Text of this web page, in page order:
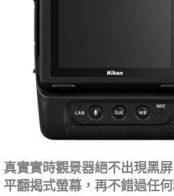
真實實時觀景器絕不出現黑
平翻揭式螢幕，再不錯過任